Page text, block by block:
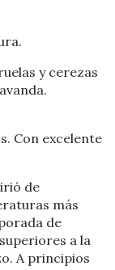
y cerezas
Con excelente
de
más
de
a la
A principios